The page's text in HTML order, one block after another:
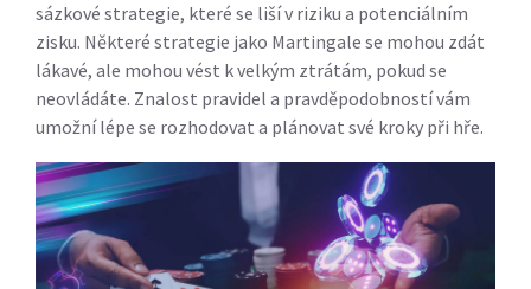
sázkové strategie, které se liší v riziku a potenciálním
zisku. Některé strategie jako Martingale se mohou zdát
lákavé, ale mohou vést k velkým ztrátám, pokud se
neovládáte. Znalost pravidel a pravděpodobností vám
umožní lépe se rozhodovat a plánovat své kroky při hře.